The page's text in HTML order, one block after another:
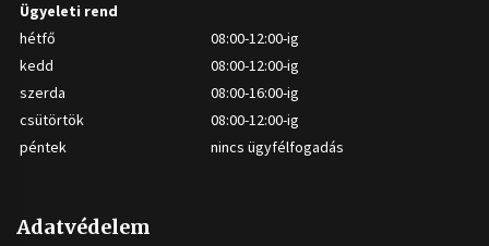
Ügyeleti rend
hétfő
08:00-12:00-ig
kedd
08:00-12:00-ig
szerda
08:00-16:00-ig
csütörtök
08:00-12:00-ig
péntek
nincs ügyfélfogadás
Adatvédelem